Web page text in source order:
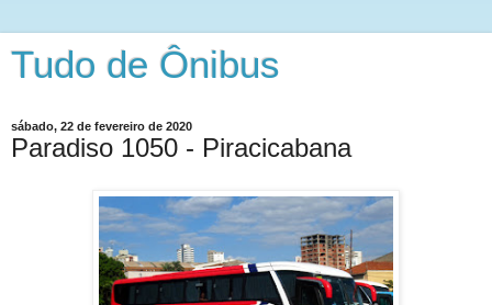
Tudo de Ônibus
sábado, 22 de fevereiro de 2020
Paradiso 1050 - Piracicabana